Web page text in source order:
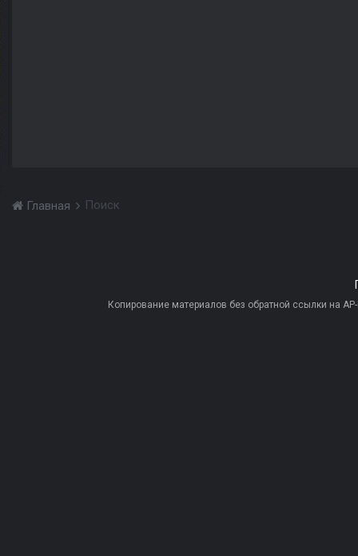
Главная Поиск
Копирование материалов без обратной ссылки на